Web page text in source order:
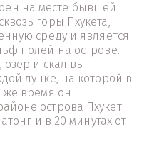
на месте бывшей
горы Пхукета,
среду и является
полей на острове.
озер и скал вы
лунке, на которой в
же время он
острова Пхукет
и в 20 минутах от